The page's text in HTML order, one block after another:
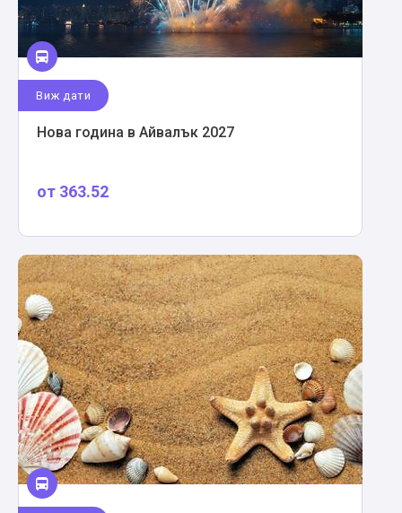
Виж дати
Нова година в Айвалък 2027
от 363.52